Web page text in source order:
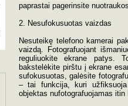
paprastai pagerinsite
2. Nesufokusuotas vaizdas
Nesuteikę telefono kamerai
vaizdą. Fotografuojant
reguliuokite ekrane patys.
bakstelėkite pirštu į ekrane
sufokusuotas, galėsite
– tai funkcija, kuri
objektas nufotografuojamas